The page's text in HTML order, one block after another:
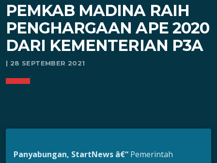
PEMKAB MADINA RAIH
PENGHARGAAN APE 2020
DARI KEMENTERIAN P3A
| 28 SEPTEMBER 2021
Panyabungan, StartNews â€“ Pemerintah